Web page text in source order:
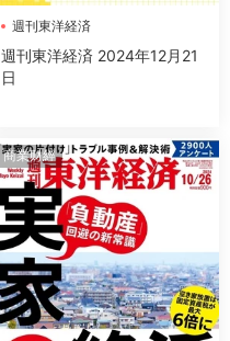
週刊東洋経済
週刊東洋経済 2024年12月21
日
商業财經